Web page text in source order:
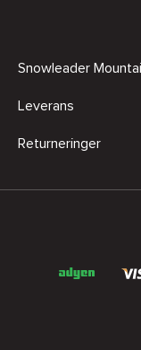
Snowleader
Leverans
Returneringer